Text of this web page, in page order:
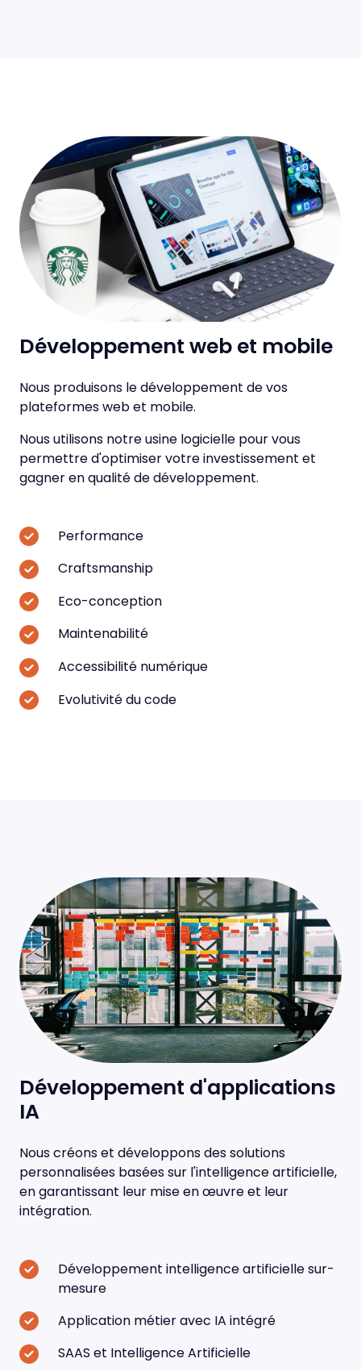
Développement web et mobile
Nous produisons le développement de vos
plateformes web et mobile.
Nous utilisons notre usine logicielle pour vous
permettre d'optimiser votre investissement et
gagner en qualité de développement.
Performance
Craftsmanship
Eco-conception
Maintenabilité
Accessibilité numérique
Evolutivité du code
Développement d'applications
IA
Nous créons et développons des solutions
personnalisées basées sur l'intelligence artificielle,
en garantissant leur mise en œuvre et leur
intégration.
Développement intelligence artificielle sur-
mesure
Application métier avec IA intégré
SAAS et Intelligence Artificielle